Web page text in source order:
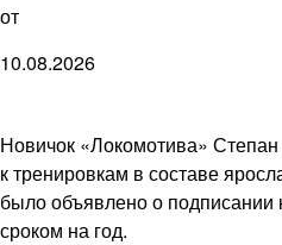
от
10.08.2026
Новичок «Локомотива»
к тренировкам в составе
было объявлено о подписании
сроком на год.